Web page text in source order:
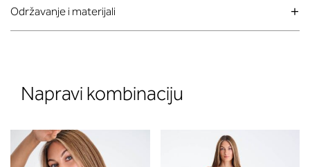
Održavanje i materijali
Napravi kombinaciju